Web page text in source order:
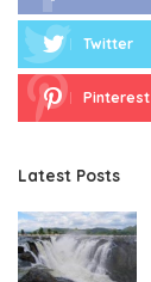
Twitter
Pinterest
Latest Posts